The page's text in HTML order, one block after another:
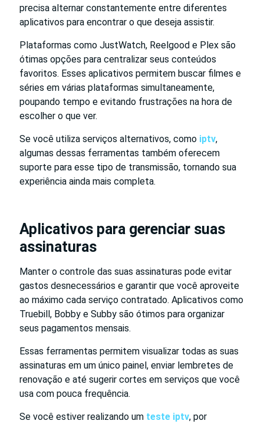
precisa alternar constantemente entre diferentes
aplicativos para encontrar o que deseja assistir.
Plataformas como JustWatch, Reelgood e Plex são
ótimas opções para centralizar seus conteúdos
favoritos. Esses aplicativos permitem buscar filmes e
séries em várias plataformas simultaneamente,
poupando tempo e evitando frustrações na hora de
escolher o que ver.
Se você utiliza serviços alternativos, como iptv,
algumas dessas ferramentas também oferecem
suporte para esse tipo de transmissão, tornando sua
experiência ainda mais completa.
Aplicativos para gerenciar suas
assinaturas
Manter o controle das suas assinaturas pode evitar
gastos desnecessários e garantir que você aproveite
ao máximo cada serviço contratado. Aplicativos como
Truebill, Bobby e Subby são ótimos para organizar
seus pagamentos mensais.
Essas ferramentas permitem visualizar todas as suas
assinaturas em um único painel, enviar lembretes de
renovação e até sugerir cortes em serviços que você
usa com pouca frequência.
Se você estiver realizando um teste iptv, por